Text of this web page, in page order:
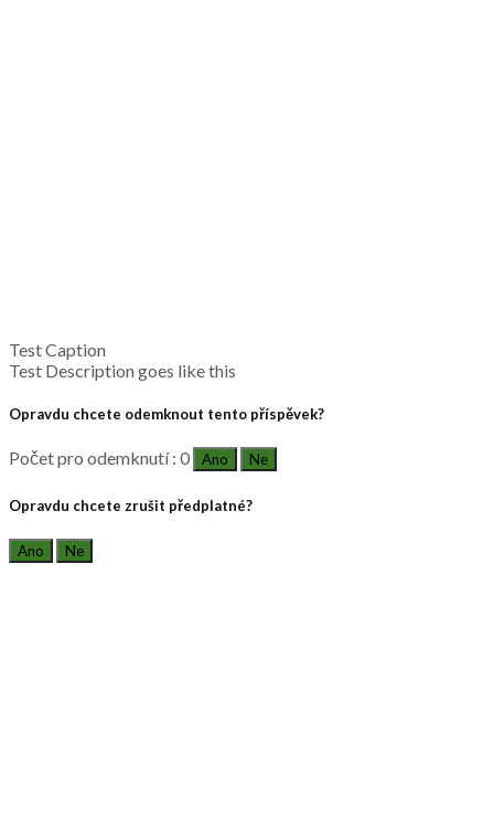
Test Caption
Test Description goes like this
Opravdu chcete odemknout tento příspěvek?
Počet pro odemknutí : 0 Ano Ne
Opravdu chcete zrušit předplatné?
Ano Ne